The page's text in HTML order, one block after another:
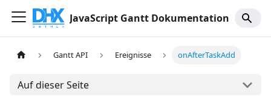
JavaScript Gantt Dokumentation
Gantt API Ereignisse onAfterTaskAdd
Auf dieser Seite